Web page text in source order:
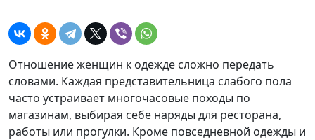
Отношение женщин к одежде сложно передать
словами. Каждая представительница слабого пола
часто устраивает многочасовые походы по
магазинам, выбирая себе наряды для ресторана,
работы или прогулки. Кроме повседневной одежды и